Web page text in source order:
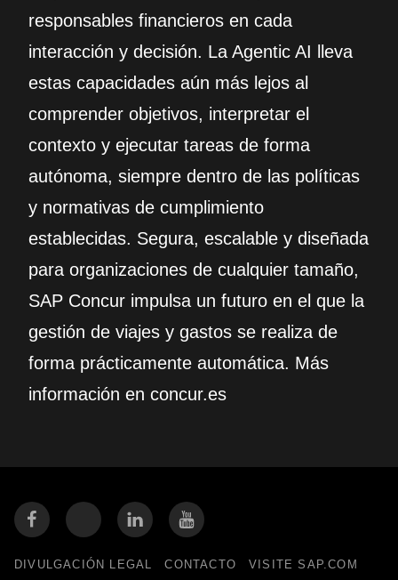
responsables financieros en cada
interacción y decisión. La Agentic AI lleva
estas capacidades aún más lejos al
comprender objetivos, interpretar el
contexto y ejecutar tareas de forma
autónoma, siempre dentro de las políticas
y normativas de cumplimiento
establecidas. Segura, escalable y diseñada
para organizaciones de cualquier tamaño,
SAP Concur impulsa un futuro en el que la
gestión de viajes y gastos se realiza de
forma prácticamente automática. Más
información en concur.es
DIVULGACIÓN LEGAL CONTACTO VISITE SAP.COM